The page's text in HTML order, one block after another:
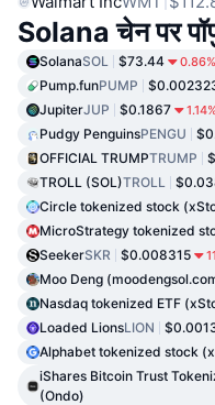
Solana चेन पर
SolanaSOL $73.44 0.86%
Pump.funPUMP
JupiterJUP $0.1867
Pudgy PenguinsPENGU
OFFICIAL TRUMPTRUMP
TROLL (SOL)TROLL
Circle tokenized stock
MicroStrategy tokenized
SeekerSKR $0.008315
Moo Deng
Nasdaq tokenized ETF
Loaded LionsLION
Alphabet tokenized stock
iShares Bitcoin Trust
(Ondo)